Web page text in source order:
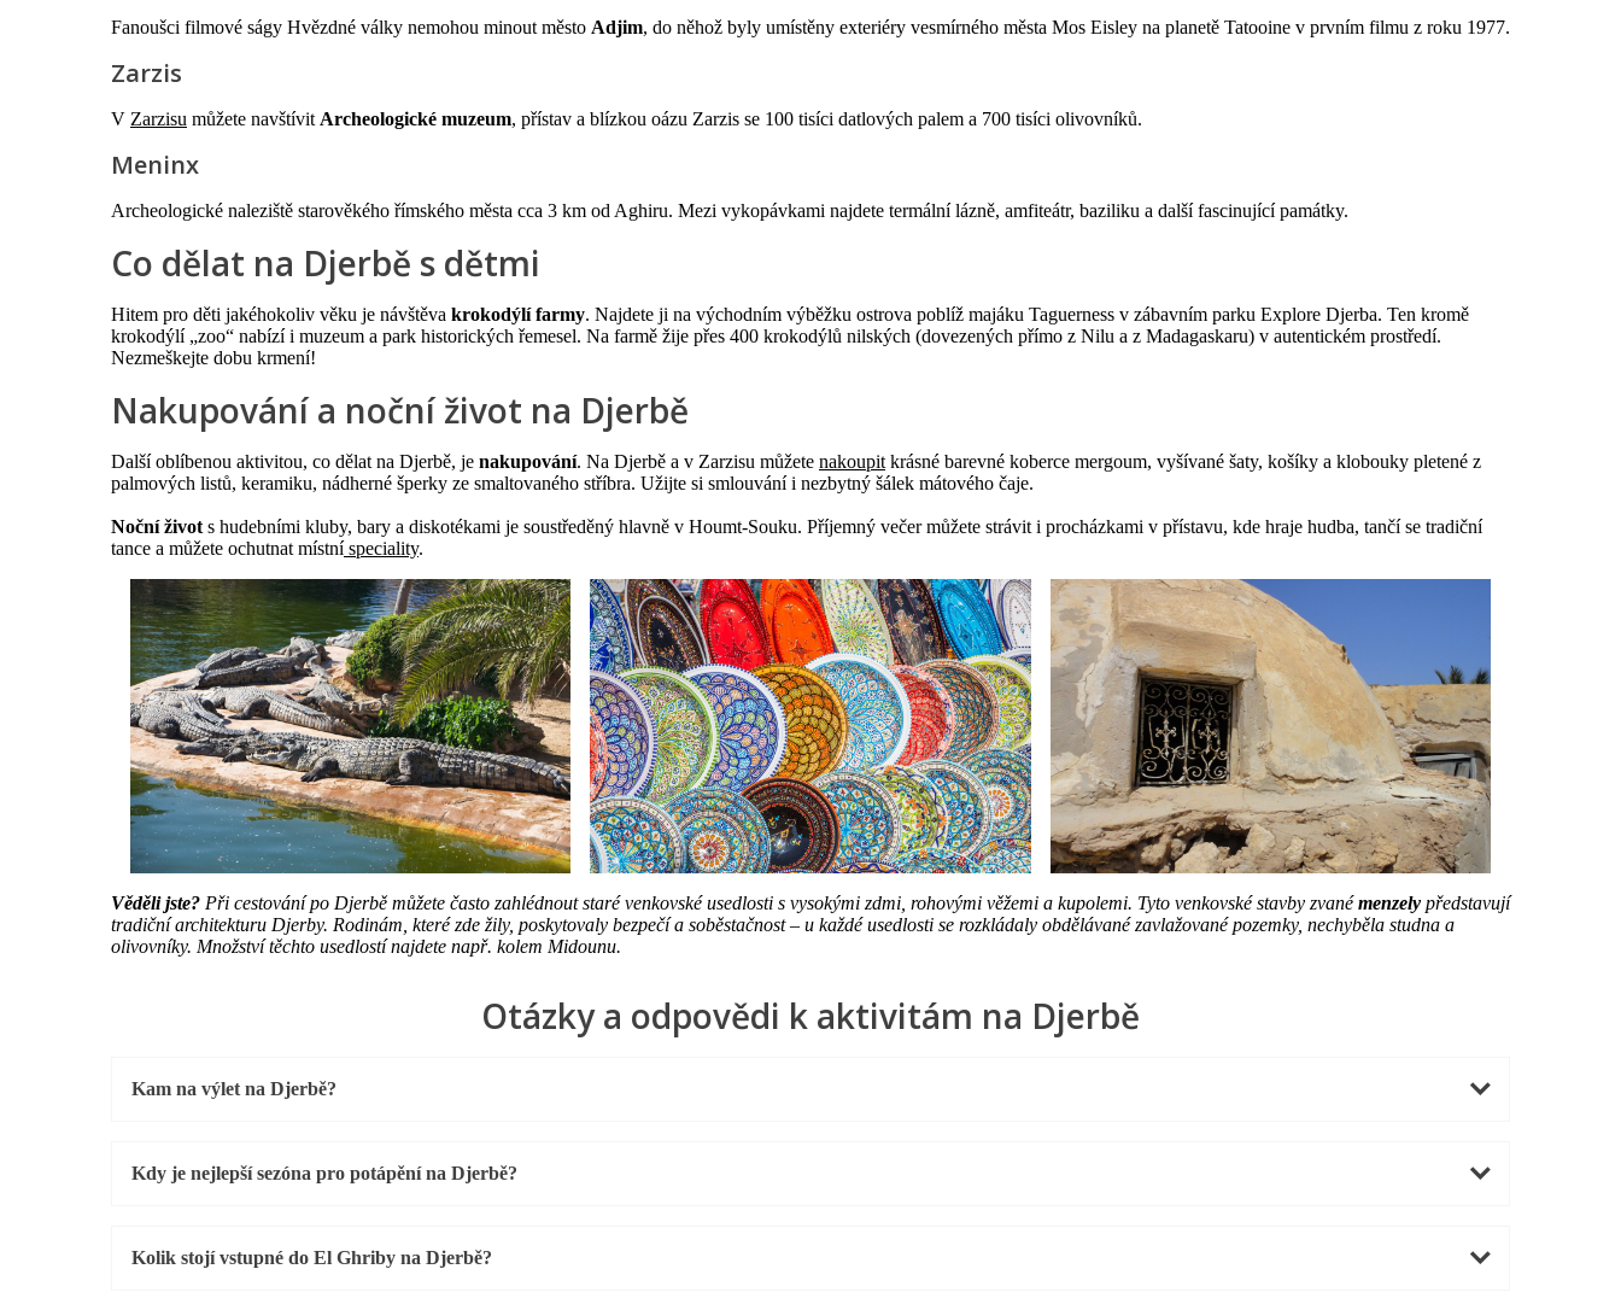
Fanoušci filmové ságy Hvězdné války nemohou minout město Adjim, do něhož byly umístěny exteriéry vesmírného města Mos Eisley na planetě Tatooine v prvním filmu z roku 1977.
Zarzis
V Zarzisu můžete navštívit Archeologické muzeum, přístav a blízkou oázu Zarzis se 100 tisíci datlových palem a 700 tisíci olivovníků.
Meninx
Archeologické naleziště starověkého římského města cca 3 km od Aghiru. Mezi vykopávkami najdete termální lázně, amfiteátr, baziliku a další fascinující památky.
Co dělat na Djerbě s dětmi
Hitem pro děti jakéhokoliv věku je návštěva krokodýlí farmy. Najdete ji na východním výběžku ostrova poblíž majáku Taguerness v zábavním parku Explore Djerba. Ten kromě
krokodýlí „zoo“ nabízí i muzeum a park historických řemesel. Na farmě žije přes 400 krokodýlů nilských (dovezených přímo z Nilu a z Madagaskaru) v autentickém prostředí.
Nezmeškejte dobu krmení!
Nakupování a noční život na Djerbě
Další oblíbenou aktivitou, co dělat na Djerbě, je nakupování. Na Djerbě a v Zarzisu můžete nakoupit krásné barevné koberce mergoum, vyšívané šaty, košíky a klobouky pletené z
palmových listů, keramiku, nádherné šperky ze smaltovaného stříbra. Užijte si smlouvání i nezbytný šálek mátového čaje.
Noční život s hudebními kluby, bary a diskotékami je soustředěný hlavně v Houmt-Souku. Příjemný večer můžete strávit i procházkami v přístavu, kde hraje hudba, tančí se tradiční
tance a můžete ochutnat místníspeciality.
Věděli jste? Při cestování po Djerbě můžete často zahlédnout staré venkovské usedlosti s vysokými zdmi, rohovými věžemi a kupolemi. Tyto venkovské stavby zvanémenzely představují
tradiční architekturu Djerby. Rodinám, které zde žily, poskytovaly bezpečí a soběstačnost – u každé usedlosti se rozkládaly obdělávané zavlažované pozemky, nechyběla studna a
olivovníky. Množství těchto usedlostí najdete např. kolem Midounu.
Otázky a odpovědi k aktivitám na Djerbě
Kam na výlet na Djerbě?
Kdy je nejlepší sezóna pro potápění na Djerbě?
Kolik stojí vstupné do El Ghriby na Djerbě?